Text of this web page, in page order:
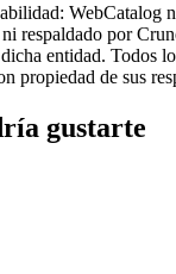
WebCatalog
respaldado por
entidad. Todos
propiedad de sus
gustarte